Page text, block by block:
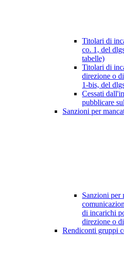
Titolari di
co. 1, del
tabelle)
Titolari di
direzione o
1-bis, del
Cessati
pubblicare
Sanzioni per
Sanzioni per
di incarichi
direzione o
Rendiconti gruppi